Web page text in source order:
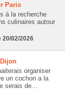
Paris
à la recherche
culinaires autour
20/02/2026
organiser
un cochon a la
serais de...